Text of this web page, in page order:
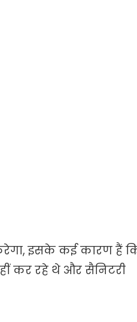
करेगा, इसके कई कारण हैं
कर रहे थे और सैनिटरी